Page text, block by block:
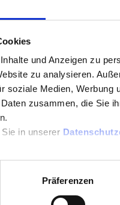
und Anzeigen zu
zu analysieren.
soziale Medien,
zusammen, die Sie
in unserer
Präferenzen
das Loglevel erhöht und